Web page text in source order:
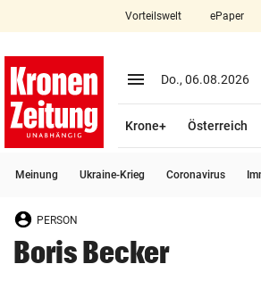
account_circle Anmelden
bookmark Merkliste
Vorteilswelt ePaper
menu Menü aufklappen
Do., 06.08.2026
Krone+ Österreich
Meinung Ukraine-Krieg Coronavirus
PERSON
Boris Becker